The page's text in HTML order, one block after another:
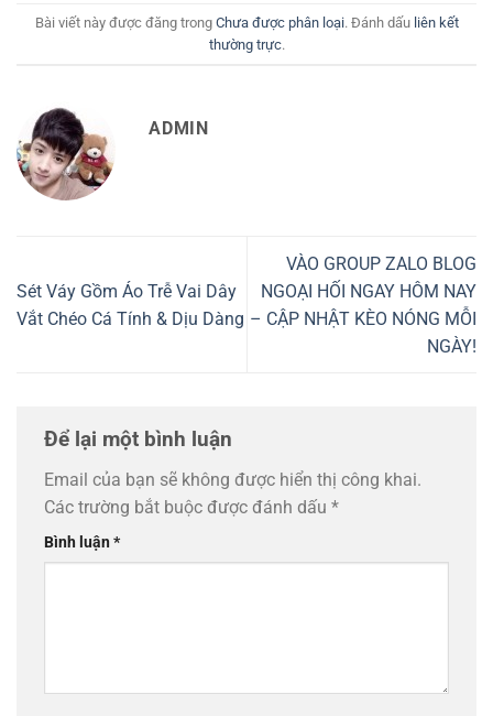
Bài viết này được đăng trong Chưa được phân loại. Đánh dấu liên kết
thường trực.
ADMIN
Sét Váy Gồm Áo Trễ Vai Dây
Vắt Chéo Cá Tính & Dịu Dàng
VÀO GROUP ZALO BLOG
NGOẠI HỐI NGAY HÔM NAY
– CẬP NHẬT KÈO NÓNG MỖI
NGÀY!
Để lại một bình luận
Email của bạn sẽ không được hiển thị công khai.
Các trường bắt buộc được đánh dấu *
Bình luận*